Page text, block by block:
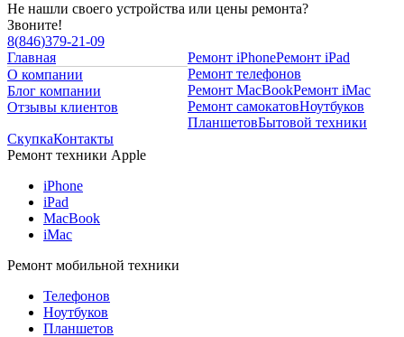
Не нашли своего устройства или цены ремонта?
Звоните!
8(846)379-21-09
Главная
О компании
Блог компании
Отзывы клиентов
Ремонт iPhoneРемонт iPad
Ремонт телефонов
Ремонт MacBookРемонт iMac
Ремонт самокатовНоутбуков
ПланшетовБытовой техники
СкупкаКонтакты
Ремонт техники Apple
iPhone
iPad
MacBook
iMac
Ремонт мобильной техники
Телефонов
Ноутбуков
Планшетов